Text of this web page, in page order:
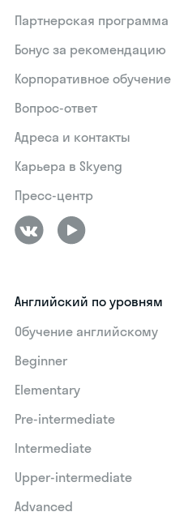
Партнерская программа
Бонус за рекомендацию
Корпоративное обучение
Вопрос-ответ
Адреса и контакты
Карьера в Skyeng
Пресс-центр
Английский по уровням
Обучение английскому
Beginner
Elementary
Pre-intermediate
Intermediate
Upper-intermediate
Advanced